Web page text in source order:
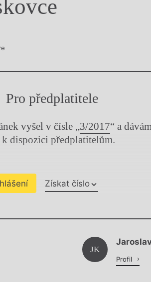
Pro předplatitele
vyšel v čísle „3/2017“ a
k dispozici předplatitelům.
Získat číslo
Chviličku.
JK
Profil